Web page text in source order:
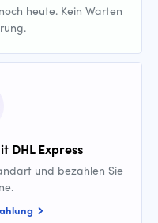
heute. Kein Warten
DHL Express
und bezahlen Sie